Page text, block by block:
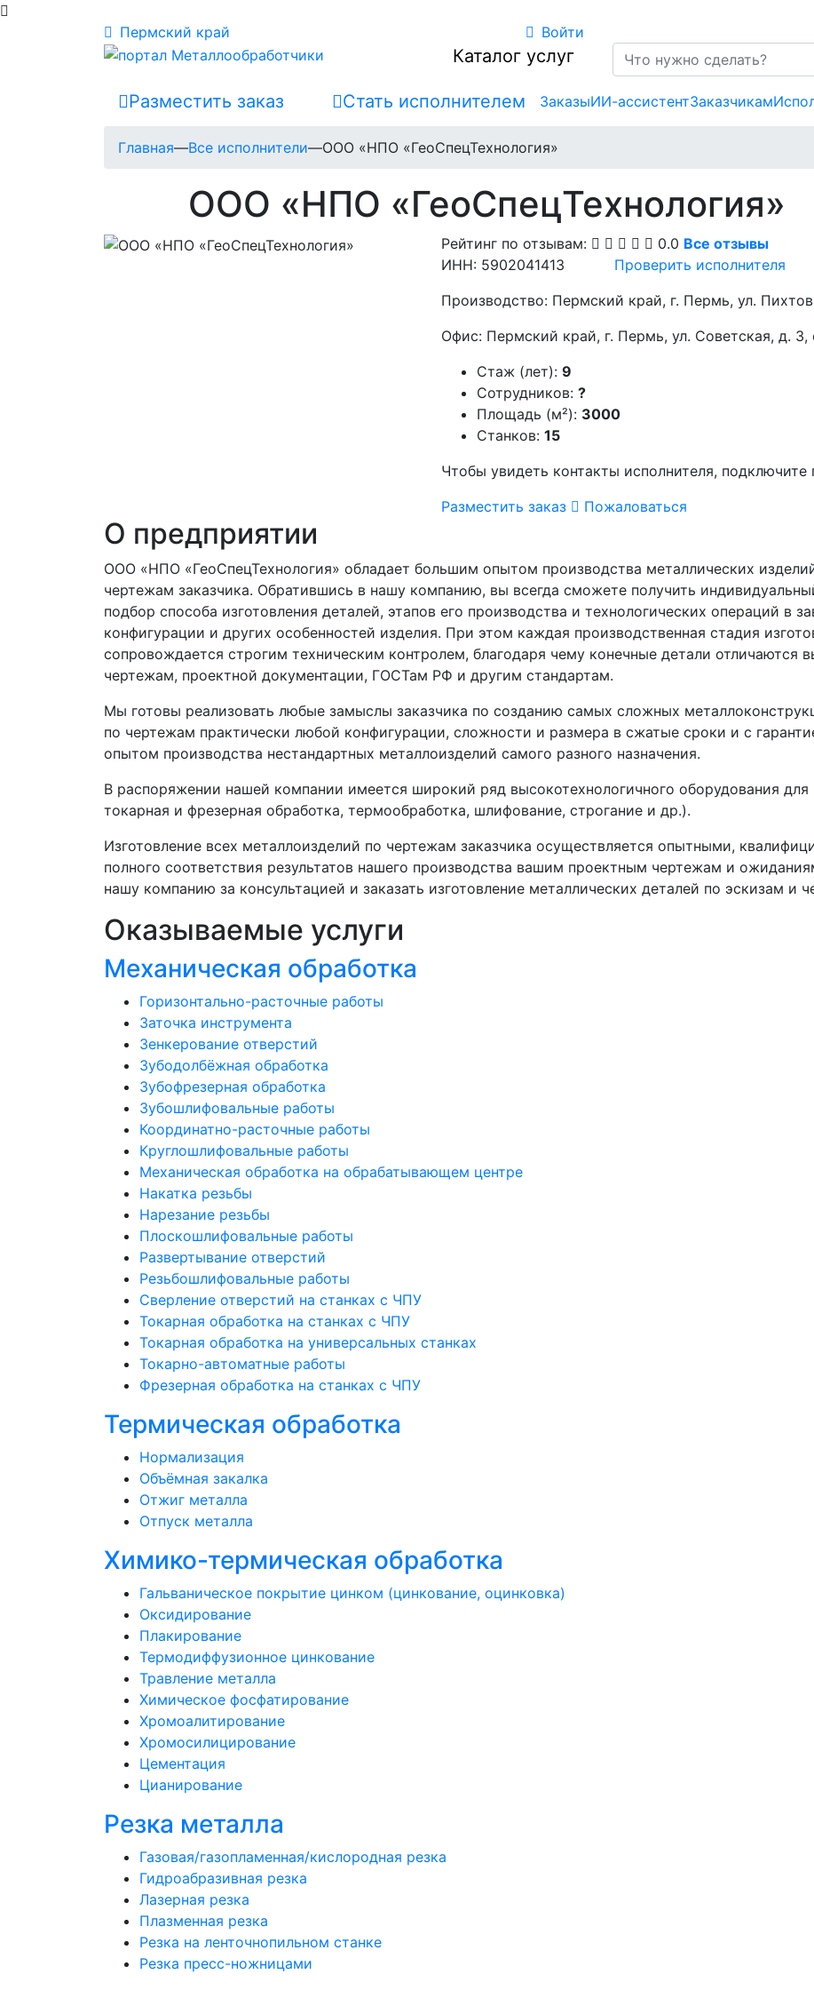
Пермский край Войти
Каталог услуг
Разместить заказ Стать исполнителем ЗаказыИИ-ассистентЗаказчикам
Главная—Все исполнители—ООО «НПО «ГеоСпецТехнология»
ООО «НПО «ГеоСпецТехнология»
Рейтинг по отзывам: 0.0 Все отзывы
ИНН: 5902041413
Проверить исполнителя
Производство: Пермский край, г. Пермь, ул.
Офис: Пермский край, г. Пермь, ул. Советская, д. 3,
Стаж (лет): 9
Сотрудников: ?
Площадь (м²): 3000
Станков: 15
Чтобы увидеть контакты исполнителя,
Разместить заказ
Пожаловаться
О предприятии
ООО «НПО «ГеоСпецТехнология» обладает большим опытом производства металлических
чертежам заказчика. Обратившись в нашу компанию, вы всегда сможете получить
подбор способа изготовления деталей, этапов его производства и технологических операций в
конфигурации и других особенностей изделия. При этом каждая производственная стадия
сопровождается строгим техническим контролем, благодаря чему конечные детали отличаются
чертежам, проектной документации, ГОСТам РФ и другим стандартам.
Мы готовы реализовать любые замыслы заказчика по созданию самых сложных
по чертежам практически любой конфигурации, сложности и размера в сжатые сроки и с
опытом производства нестандартных металлоизделий самого разного назначения.
В распоряжении нашей компании имеется широкий ряд высокотехнологичного оборудования для
токарная и фрезерная обработка, термообработка, шлифование, строгание и др.).
Изготовление всех металлоизделий по чертежам заказчика осуществляется опытными,
полного соответствия результатов нашего производства вашим проектным чертежам и
нашу компанию за консультацией и заказать изготовление металлических деталей по эскизам и
Оказываемые услуги
Механическая обработка
Горизонтально-расточные работы
Заточка инструмента
Зенкерование отверстий
Зубодолбёжная обработка
Зубофрезерная обработка
Зубошлифовальные работы
Координатно-расточные работы
Круглошлифовальные работы
Механическая обработка на обрабатывающем центре
Накатка резьбы
Нарезание резьбы
Плоскошлифовальные работы
Развертывание отверстий
Резьбошлифовальные работы
Сверление отверстий на станках с ЧПУ
Токарная обработка на станках с ЧПУ
Токарная обработка на универсальных станках
Токарно-автоматные работы
Фрезерная обработка на станках с ЧПУ
Термическая обработка
Нормализация
Объёмная закалка
Отжиг металла
Отпуск металла
Химико-термическая обработка
Гальваническое покрытие цинком (цинкование, оцинковка)
Оксидирование
Плакирование
Термодиффузионное цинкование
Травление металла
Химическое фосфатирование
Хромоалитирование
Хромосилицирование
Цементация
Цианирование
Резка металла
Газовая/газопламенная/кислородная резка
Гидроабразивная резка
Лазерная резка
Плазменная резка
Резка на ленточнопильном станке
Резка пресс-ножницами